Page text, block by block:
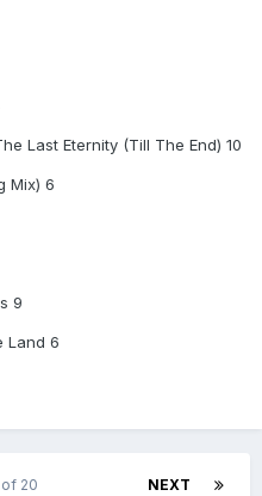
Last Eternity (Till The End) 10
Mix) 6
9
Land 6
NEXT
of 20